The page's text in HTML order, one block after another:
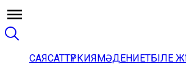
САЯСАТТҮРКИЯМӘДЕНИЕТБІЛЕ